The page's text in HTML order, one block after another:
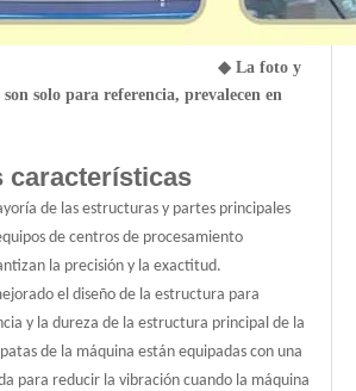
La foto y
son solo para referencia, prevalecen en
características
de las estructuras y partes principales
de centros de procesamiento
la precisión y la exactitud.
el diseño de la estructura para
y la dureza de la estructura principal de la
de la máquina están equipadas con una
para reducir la vibración cuando la máquina